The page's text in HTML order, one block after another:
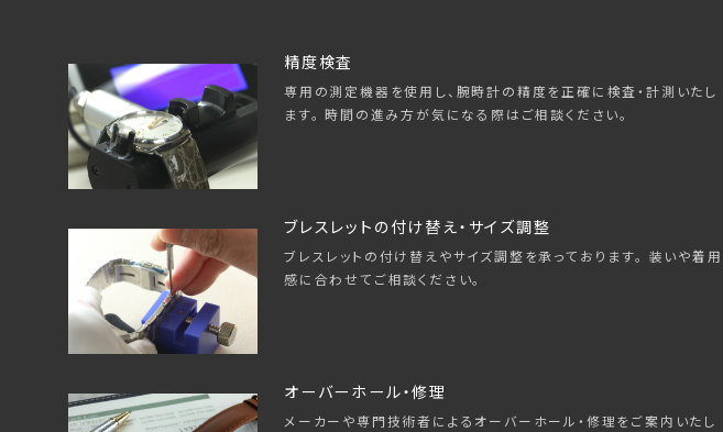
精度検査
専用の測定機器を使用し、腕時計の精度を正確に検査・計測いたし
ます。 時間の進み方が気になる際はご相談ください。
ブレスレットの付け替え・サイズ調整
ブレスレットの付け替えやサイズ調整を承っております。 装いや着用
感に合わせてご相談ください。
オーバーホール・修理
メーカーや専門技術者によるオーバーホール・修理をご案内いたし